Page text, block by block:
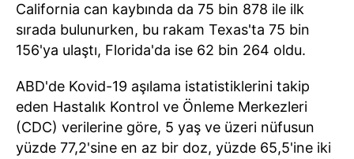
California can kaybında da 75 bin 878 ile ilk
sırada bulunurken, bu rakam Texas'ta 75 bin
156'ya ulaştı, Florida'da ise 62 bin 264 oldu.
ABD'de Kovid-19 aşılama istatistiklerini takip
eden Hastalık Kontrol ve Önleme Merkezleri
(CDC) verilerine göre, 5 yaş ve üzeri nüfusun
yüzde 77,2'sine en az bir doz, yüzde 65,5'ine iki